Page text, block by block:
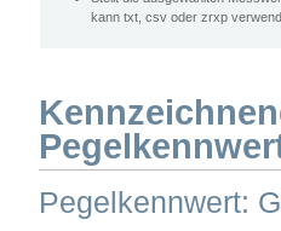
kann txt, csv oder zrxp
Pegelkennwert: